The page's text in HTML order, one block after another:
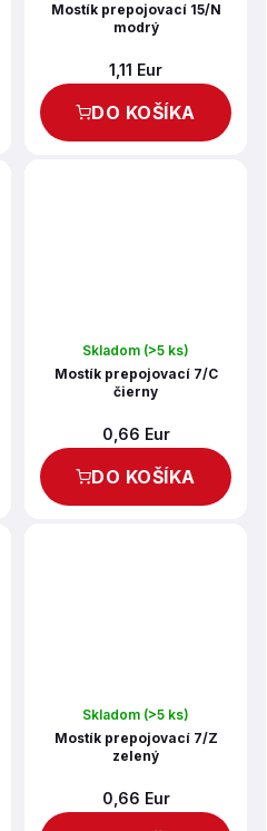
Mostík prepojovací 15/N
modrý
1,11 Eur
DO KOŠÍKA
Skladom (>5 ks)
Mostík prepojovací 7/C
čierny
0,66 Eur
DO KOŠÍKA
Skladom (>5 ks)
Mostík prepojovací 7/Z
zelený
0,66 Eur